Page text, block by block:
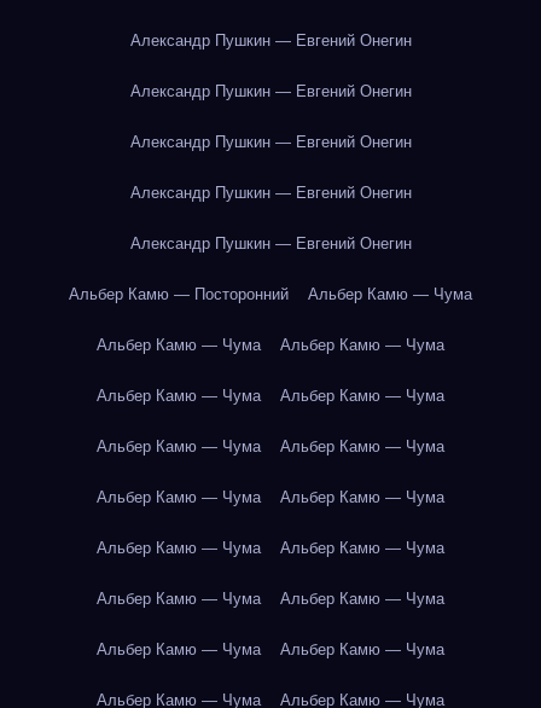
Александр Пушкин — Евгений Онегин
Александр Пушкин — Евгений Онегин
Александр Пушкин — Евгений Онегин
Александр Пушкин — Евгений Онегин
Александр Пушкин — Евгений Онегин
Альбер Камю — Посторонний Альбер Камю — Чума
Альбер Камю — Чума Альбер Камю — Чума
Альбер Камю — Чума Альбер Камю — Чума
Альбер Камю — Чума Альбер Камю — Чума
Альбер Камю — Чума Альбер Камю — Чума
Альбер Камю — Чума Альбер Камю — Чума
Альбер Камю — Чума Альбер Камю — Чума
Альбер Камю — Чума Альбер Камю — Чума
Альбер Камю — Чума Альбер Камю — Чума